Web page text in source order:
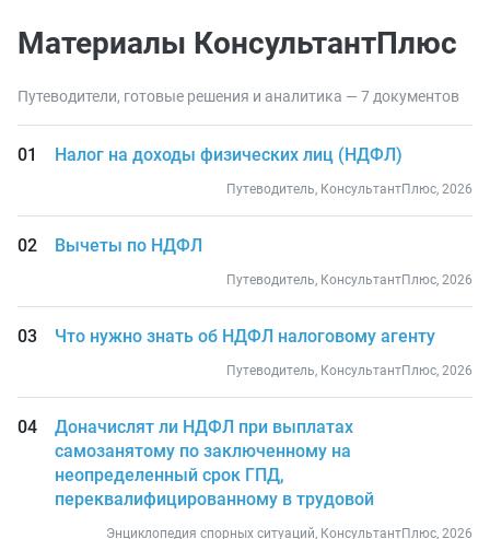
Материалы КонсультантПлюс
Путеводители, готовые решения и аналитика — 7 документов
Налог на доходы физических лиц (НДФЛ)
Путеводитель, КонсультантПлюс, 2026
Вычеты по НДФЛ
Путеводитель, КонсультантПлюс, 2026
Что нужно знать об НДФЛ налоговому агенту
Путеводитель, КонсультантПлюс, 2026
Доначислят ли НДФЛ при выплатах
самозанятому по заключенному на
неопределенный срок ГПД,
переквалифицированному в трудовой
Энциклопедия спорных ситуаций, КонсультантПлюс, 2026